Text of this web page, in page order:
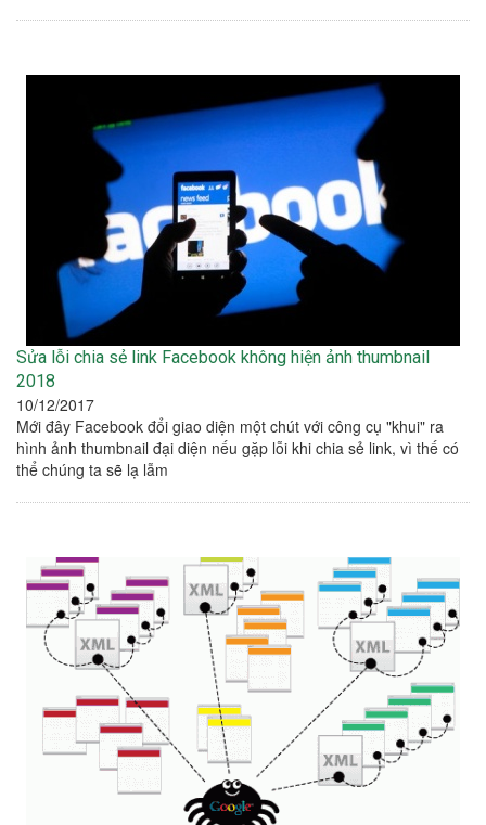
Sửa lỗi chia sẻ link Facebook không hiện ảnh thumbnail
2018
10/12/2017
Mới đây Facebook đổi giao diện một chút với công cụ "khui" ra
hình ảnh thumbnail đại diện nếu gặp lỗi khi chia sẻ link, vì thế có
thể chúng ta sẽ lạ lẫm